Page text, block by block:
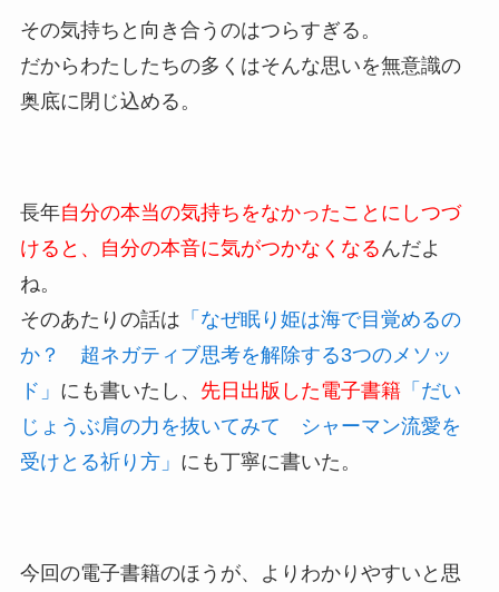
その気持ちと向き合うのはつらすぎる。
だからわたしたちの多くはそんな思いを無意識の
奥底に閉じ込める。
長年自分の本当の気持ちをなかったことにしつづ
けると、自分の本音に気がつかなくなる んだよ
ね。
そのあたりの話は 「なぜ眠り姫は海で目覚めるの
か？ 超ネガティブ思考を解除する3つのメソッ
ド」 にも書いたし、 先日出版した電子書籍「だい
じょうぶ肩の力を抜いてみて シャーマン流愛を
受けとる祈り方」 にも丁寧に書いた。
今回の電子書籍のほうが、よりわかりやすいと思